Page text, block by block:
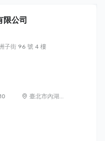
限公司
子街 96 號 4 樓
臺北市內湖區